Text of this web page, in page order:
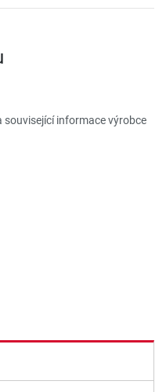
informace výrobce